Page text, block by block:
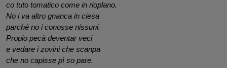
co tuto tomatico come in rioplano.
No i va altro gnanca in ciesa
parché no i conosse nissuni.
Propio pecà deventar veci
e vedare i zovini che scanpa
che no capisse pì so pare.